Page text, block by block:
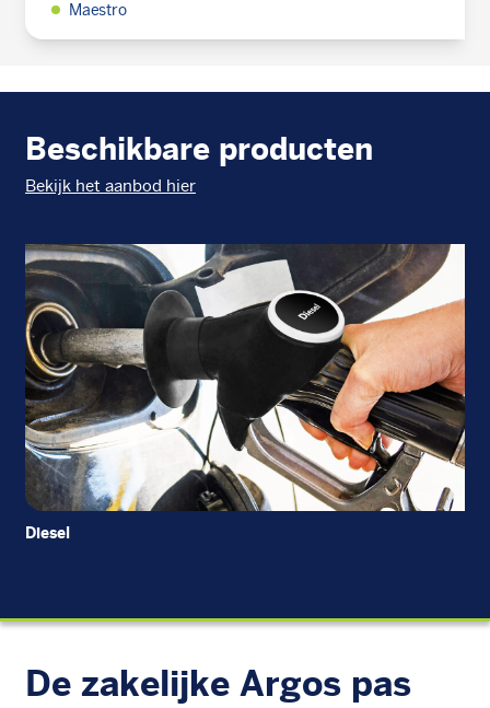
Maestro
Beschikbare producten
Bekijk het aanbod hier
Diesel
De zakelijke Argos pas